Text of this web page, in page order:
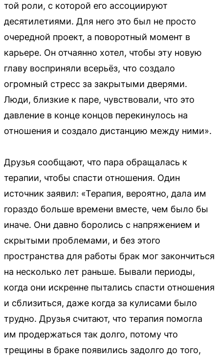
той роли, с которой его ассоциируют
десятилетиями. Для него это был не просто
очередной проект, а поворотный момент в
карьере. Он отчаянно хотел, чтобы эту новую
главу восприняли всерьёз, что создало
огромный стресс за закрытыми дверями.
Люди, близкие к паре, чувствовали, что это
давление в конце концов перекинулось на
отношения и создало дистанцию между ними».
Друзья сообщают, что пара обращалась к
терапии, чтобы спасти отношения. Один
источник заявил: «Терапия, вероятно, дала им
гораздо больше времени вместе, чем было бы
иначе. Они давно боролись с напряжением и
скрытыми проблемами, и без этого
пространства для работы брак мог закончиться
на несколько лет раньше. Бывали периоды,
когда они искренне пытались спасти отношения
и сблизиться, даже когда за кулисами было
трудно. Друзья считают, что терапия помогла
им продержаться так долго, потому что
трещины в браке появились задолго до того,